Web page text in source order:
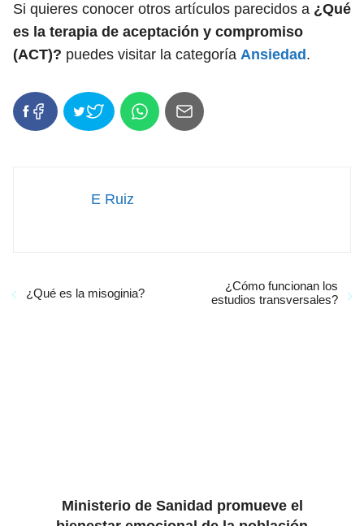
Si quieres conocer otros artículos parecidos a ¿Qué
es la terapia de aceptación y compromiso
(ACT)? puedes visitar la categoría Ansiedad .
E Ruiz
¿Qué es la misoginia?
¿Cómo funcionan los
estudios transversales?
Ministerio de Sanidad promueve el